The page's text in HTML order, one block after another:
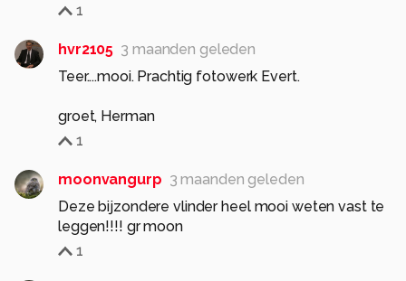
1
hvr2105 3 maanden geleden
Teer....mooi. Prachtig fotowerk Evert.
groet, Herman
1
moonvangurp 3 maanden geleden
Deze bijzondere vlinder heel mooi weten vast te
leggen!!!! gr moon
1